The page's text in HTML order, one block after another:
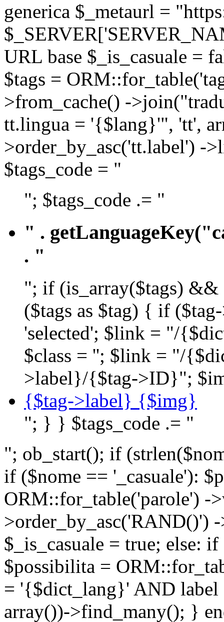
generica $_metaurl =
URL base $_is_casuale =
$tags =
>from_cache() -
tt.lingua = '{$lang}'", 'tt',
>order_by_asc('tt.label') -
$tags_code = "
"; $tags_code .= "
" .
. "
"; if (is_array($tags) &&
($tags as $tag) { if
'selected'; $link = "/
$class = ''; $link = "/
>label}/{$tag->ID}";
{$tag->label} {$img}
"; } } $tags_code .= "
"; ob_start(); if
if ($nome == '_casuale'):
ORM::for_table('parole') -
>order_by_asc('RAND()')
$_is_casuale = true; else:
$possibilita =
= '{$dict_lang}' AND
array())->find_many(); }